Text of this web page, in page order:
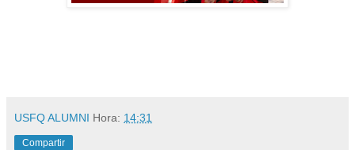
USFQ ALUMNI Hora: 14:31
Compartir